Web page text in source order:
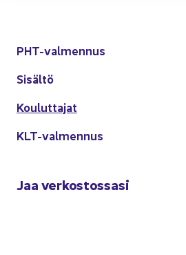
PHT-​valmennus
Si­säl­tö
Kou­lut­ta­jat
KLT-​valmennus
Jaa ver­kos­tos­sa­si